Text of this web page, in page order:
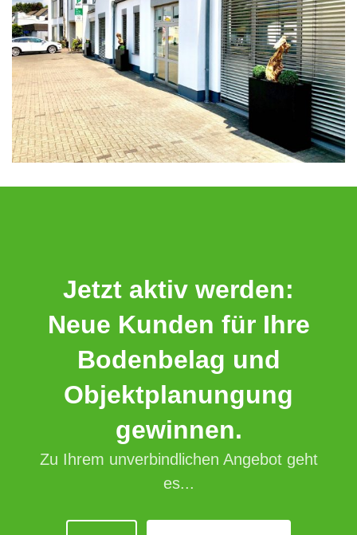
Jetzt aktiv werden:
Neue Kunden für Ihre
Bodenbelag und
Objektplanungung
gewinnen.
Zu Ihrem unverbindlichen Angebot geht
es...